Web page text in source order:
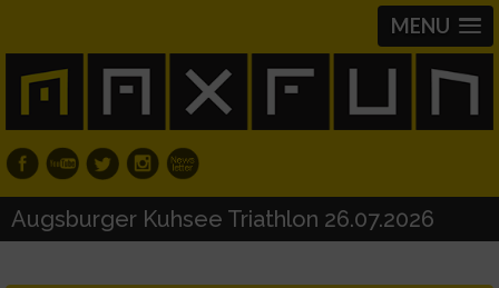
MENU
Augsburger Kuhsee Triathlon 26.07.2026